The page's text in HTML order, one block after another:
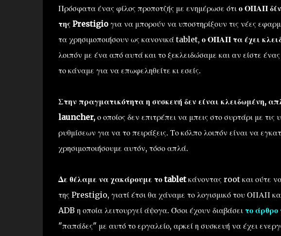
Πρόσφατα ένας φίλος προποτζής με ενημέρωσε ότι ο ΟΠΑΠ
της Prestigioγια να μπορούν να υποστηρίξουν τις νέες
τα χρησιμοποιήσουν ως κανονικά tablet, ο ΟΠΑΠ τα έχει
λοιπόν με ένα από αυτά και το ξεκλειδώσαμε και αν είστε
το κάναμε για να επωφεληθείτε κι εσείς.
Στην πραγματικότητα η συσκευή δεν είναι κλειδωμένη,
launcher, ο οποίος δεν επιτρέπει να μπεις στο συρτάρι με
ρυθμίσεων για να το πειράξεις. Το κόλπο λοιπόν είναι να
χρησιμοποιήσουμε αυτόν, τόσο απλά.
Δε θέλαμε να χακάρουμε το tabletκάνοντας root και ούτε
της Prestigio, γιατί έτσι θα χάναμε το λογισμικό του ΟΠΑΠ
ADB η οποία λειτουργεί άψογα. Όσοι έχουν διαβάσει το άρθρο
"παπάδες" με αυτό το εργαλείο, αρκεί η συσκευή να έχει